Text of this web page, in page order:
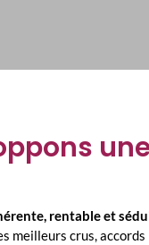
rentable et
meilleurs crus,